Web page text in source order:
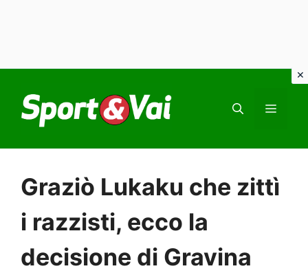
contenuto
Graziò Lukaku che zittì
i razzisti, ecco la
decisione di Gravina